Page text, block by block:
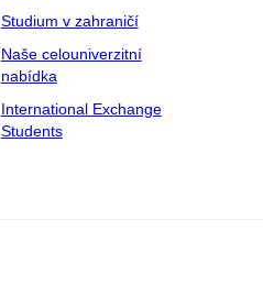
Studium v zahraničí
Naše celouniverzitní
nabídka
International Exchange
Students